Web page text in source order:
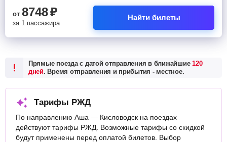
от 8748₽
за 1 пассажира
Найти билеты
Прямые поезда с датой отправления в ближайшие120
дней. Время отправления и прибытия - местное.
Тарифы РЖД
По направлению Аша — Кисловодск на поездах
действуют тарифы РЖД. Возможные тарифы со скидкой
будут применены перед оплатой билетов. Выбор